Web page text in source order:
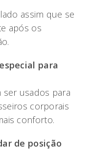
assim que se
após os
para
ser usados para
corporais
conforto.
de posição